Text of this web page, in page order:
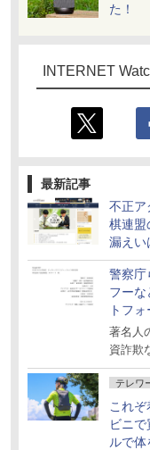
た！
INTERNET
最新記事
不正ア
棋連盟
漏えい
警察庁
フーな
トフ
し詐欺
著名人
資詐欺
テレワ
これ
ビニ
ルで体